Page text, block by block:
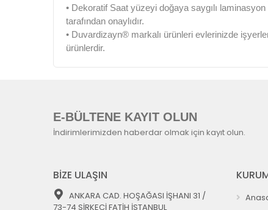
• Dekoratif Saat yüzeyi doğaya saygılı
tarafından onaylıdır.
• Duvardizayn® markalı ürünleri evlerinizde
ürünlerdir.
E-BÜLTENE KAYIT OLUN
İndirimlerimizden haberdar olmak için kayıt olun.
BİZE ULAŞIN
ANKARA CAD. HOŞAĞASI İŞHANI 31 /
73-74 SİRKECİ FATİH İSTANBUL